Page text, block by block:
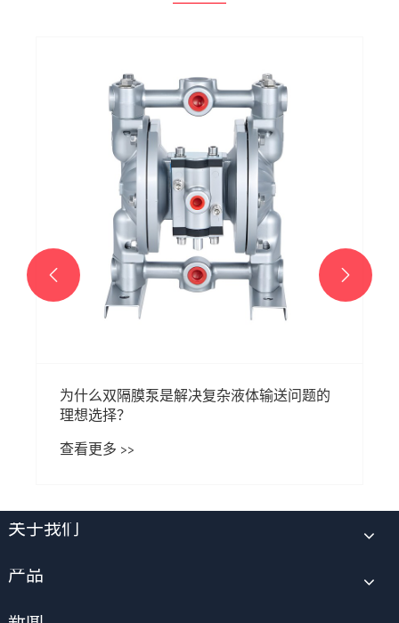
为什么双隔膜泵是解决复杂液体输送问题的
理想选择？
查看更多 >>
 
关于我们
产品